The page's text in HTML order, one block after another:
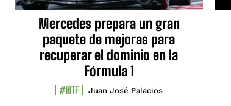
Mercedes prepara un gran
paquete de mejoras para
recuperar el dominio en la
Fórmula 1
#NTF Juan José Palacios